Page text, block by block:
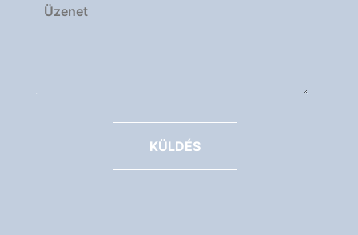
KÜLDÉS